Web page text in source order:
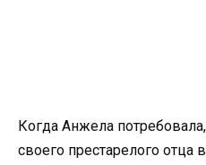
Когда Анжела
своего престарелого отца